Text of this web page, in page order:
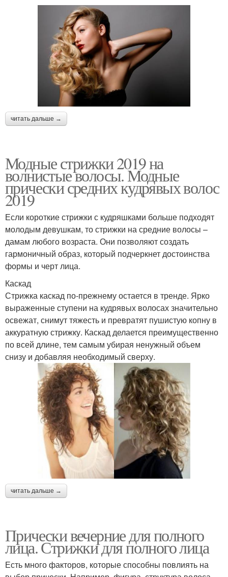
читать дальше →
Модные стрижки 2019 на
волнистые волосы. Модные
прически средних кудрявых волос
2019
Если короткие стрижки с кудряшками больше подходят
молодым девушкам, то стрижки на средние волосы –
дамам любого возраста. Они позволяют создать
гармоничный образ, который подчеркнет достоинства
формы и черт лица.
Каскад
Стрижка каскад по-прежнему остается в тренде. Ярко
выраженные ступени на кудрявых волосах значительно
освежат, снимут тяжесть и превратят пушистую копну в
аккуратную стрижку. Каскад делается преимущественно
по всей длине, тем самым убирая ненужный объем
снизу и добавляя необходимый сверху.
читать дальше →
Прически вечерние для полного
лица. Стрижки для полного лица
Есть много факторов, которые способны повлиять на